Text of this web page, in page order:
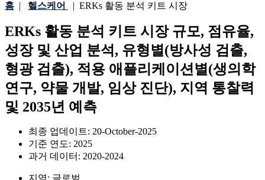
홈 | 헬스케어 | ERKs 활동 분석 키트 시장
ERKs 활동 분석 키트 시장 규모, 점유율,
성장 및 산업 분석, 유형별(방사성 검출,
형광 검출), 적용 애플리케이션별(생의학
연구, 약물 개발, 임상 진단), 지역 통찰력
및 2035년 예측
최종 업데이트: 20-October-2025
기준 연도: 2025
과거 데이터: 2020-2024